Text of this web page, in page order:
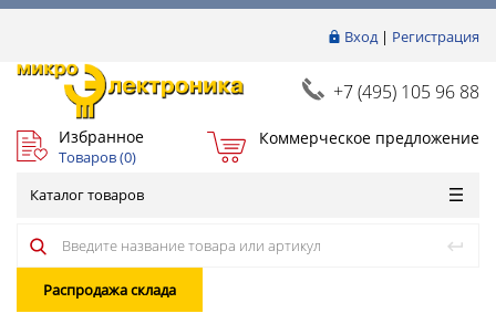
Вход| Регистрация
+7 (495) 105 96 88
Избранное
Товаров (0)
Коммерческое предложение
Каталог товаров
Распродажа склада